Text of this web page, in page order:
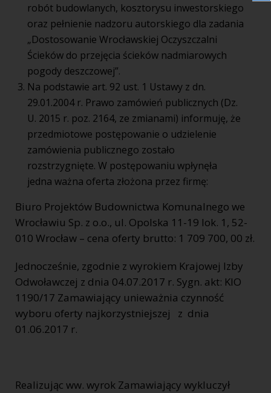
robót budowlanych, kosztorysu inwestorskiego
oraz pełnienie nadzoru autorskiego dla zadania
„Dostosowanie Wrocławskiej Oczyszczalni
Ścieków do przejęcia ścieków nadmiarowych
pogody deszczowej”.
Na podstawie art. 92 ust. 1 Ustawy z dn.
29.01.2004 r. Prawo zamówień publicznych (Dz.
U. 2015 r. poz. 2164, ze zmianami) informuję, że
przedmiotowe postępowanie o udzielenie
zamówienia publicznego zostało
rozstrzygnięte. W postępowaniu wpłynęła
jedna ważna oferta złożona przez firmę:
Biuro Projektów Budownictwa Komunalnego we
Wrocławiu Sp. z o.o., ul. Opolska 11-19 lok. 1, 52-
010 Wrocław – cena oferty brutto: 1 709 700, 00 zł.
Jednocześnie, zgodnie z wyrokiem Krajowej Izby
Odwoławczej z dnia 04.07.2017 r. Sygn. akt: KIO
1190/17 Zamawiający unieważnia czynność
wyboru oferty najkorzystniejszej z dnia
01.06.2017 r.
Realizując ww. wyrok Zamawiający wykluczył